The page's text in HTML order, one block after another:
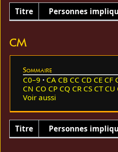
Titre Personnes
CM
Sommaire
C0–9 CA CB CC CD CE CF
CN CO CP CQ CR CS CT CU
Voir aussi
Titre Personnes